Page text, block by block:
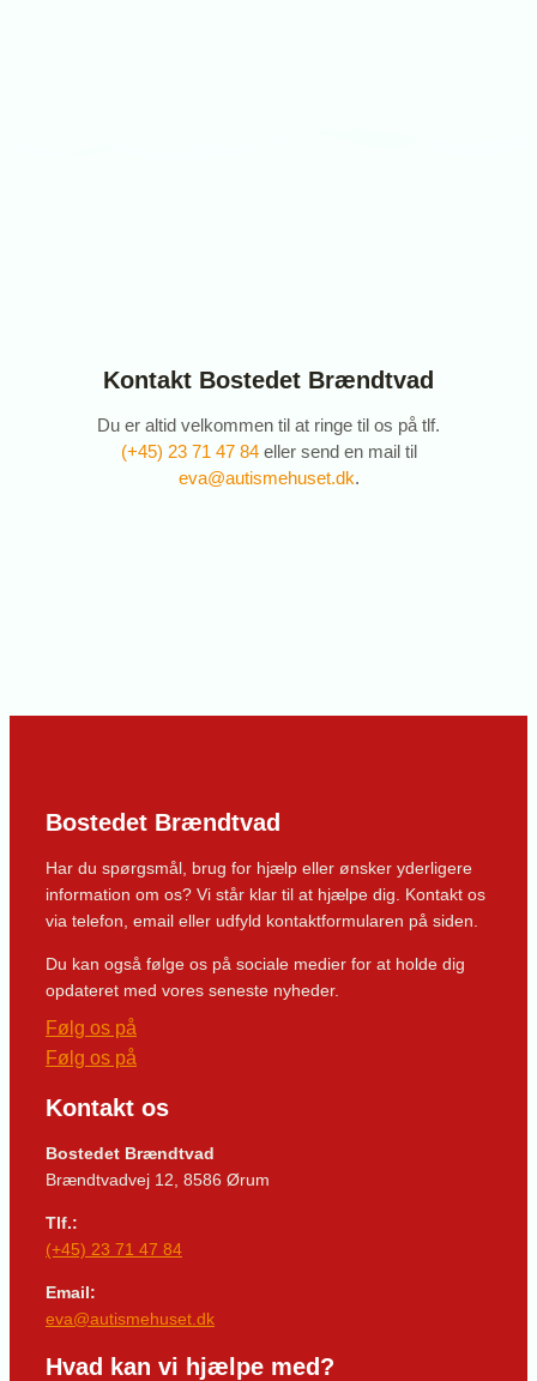
Kontakt Bostedet Brændtvad
Du er altid velkommen til at ringe til os på tlf.
(+45) 23 71 47 84eller send en mail til
eva@autismehuset.dk.
Bostedet Brændtvad
Har du spørgsmål, brug for hjælp eller ønsker yderligere
information om os? Vi står klar til at hjælpe dig. Kontakt os
via telefon, email eller udfyld kontaktformularen på siden.
Du kan også følge os på sociale medier for at holde dig
opdateret med vores seneste nyheder.
Følg os på
Følg os på
Kontakt os
Bostedet Brændtvad
Brændtvadvej 12, 8586 Ørum
Tlf.:
(+45) 23 71 47 84
Email:
eva@autismehuset.dk
Hvad kan vi hjælpe med?